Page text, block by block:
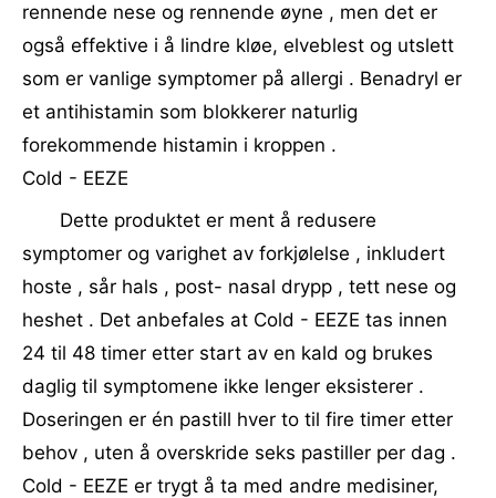
rennende nese og rennende øyne , men det er
også effektive i å lindre kløe, elveblest og utslett
som er vanlige symptomer på allergi . Benadryl er
et antihistamin som blokkerer naturlig
forekommende histamin i kroppen .
Cold - EEZE
Dette produktet er ment å redusere
symptomer og varighet av forkjølelse , inkludert
hoste , sår hals , post- nasal drypp , tett nese og
heshet . Det anbefales at Cold - EEZE tas innen
24 til 48 timer etter start av en kald og brukes
daglig til symptomene ikke lenger eksisterer .
Doseringen er én pastill hver to til fire timer etter
behov , uten å overskride seks pastiller per dag .
Cold - EEZE er trygt å ta med andre medisiner,